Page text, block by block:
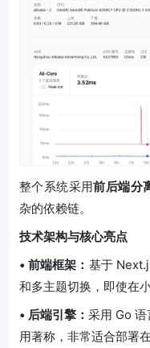
整个系统采用前后端分
杂的依赖链。
技术架构与核心亮点
• 前端框架： 基于
和多主题切换，即使在
• 后端引擎：采用 Go
用著称，非常适合部署